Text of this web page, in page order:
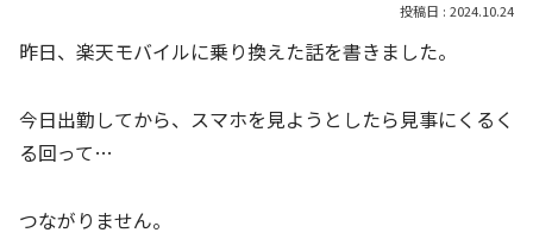
2024.10.24
昨日、楽天モバイルに乗り換えた話を書きました。
今日出勤してから、スマホを見ようとしたら見事にくるく
る回って…
つながりません。